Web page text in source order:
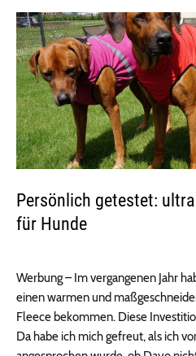
Persönlich getestet:
für Hunde
Werbung – Im vergangenen Jahr
einen warmen und
Fleece bekommen. Diese
Da habe ich mich gefreut, als ich